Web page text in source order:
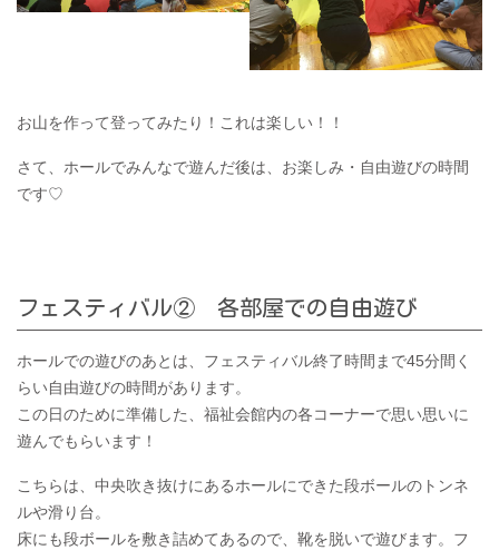
お山を作って登ってみたり！これは楽しい！！
さて、ホールでみんなで遊んだ後は、お楽しみ・自由遊びの時間
です♡
フェスティバル② 各部屋での自由遊び
ホールでの遊びのあとは、フェスティバル終了時間まで45分間く
らい自由遊びの時間があります。
この日のために準備した、福祉会館内の各コーナーで思い思いに
遊んでもらいます！
こちらは、中央吹き抜けにあるホールにできた段ボールのトンネ
ルや滑り台。
床にも段ボールを敷き詰めてあるので、靴を脱いで遊びます。フ